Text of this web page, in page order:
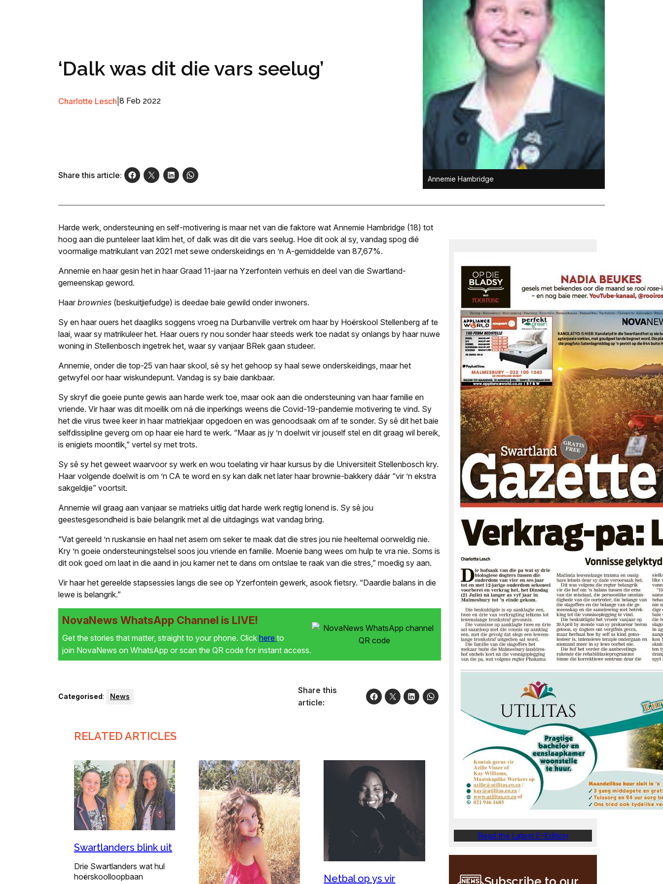
‘Dalk was dit die vars seelug’
Charlotte Lesch 8 Feb 2022
Share this article: Annemie Hambridge
Harde werk, ondersteuning en self-motivering is maar net van die faktore wat Annemie Hambridge (18) tot
hoog aan die punteleer laat klim het, of dalk was dit die vars seelug. Hoe dit ook al sy, vandag spog dié
voormalige matrikulant van 2021 met sewe onderskeidings en ’n A-gemiddelde van 87,67%.
Annemie en haar gesin het in haar Graad 11-jaar na Yzerfontein verhuis en deel van die Swartland-
gemeenskap geword.
Haar brownies (beskuitjiefudge) is deedae baie gewild onder inwoners.
Sy en haar ouers het daagliks soggens vroeg na Durbanville vertrek om haar by Hoërskool Stellenberg af te
laai, waar sy matrikuleer het. Haar ouers ry nou sonder haar steeds werk toe nadat sy onlangs by haar nuwe
woning in Stellenbosch ingetrek het, waar sy vanjaar BRek gaan studeer.
Annemie, onder die top-25 van haar skool, sê sy het gehoop sy haal sewe onderskeidings, maar het
getwyfel oor haar wiskundepunt. Vandag is sy baie dankbaar.
Sy skryf die goeie punte gewis aan harde werk toe, maar ook aan die ondersteuning van haar familie en
vriende. Vir haar was dit moeilik om ná die inperkings weens die Covid-19-pandemie motivering te vind. Sy
het die virus twee keer in haar matriekjaar opgedoen en was genoodsaak om af te sonder. Sy sê dit het baie
selfdissipline geverg om op haar eie hard te werk. “Maar as jy ’n doelwit vir jouself stel en dit graag wil bereik,
is enigiets moontlik,” vertel sy met trots.
Sy sê sy het geweet waarvoor sy werk en wou toelating vir haar kursus by die Universiteit Stellenbosch kry.
Haar volgende doelwit is om ’n CA te word en sy kan dalk net later haar brownie-bakkery dáár “vir ’n ekstra
sakgeldjie” voortsit.
Annemie wil graag aan vanjaar se matrieks uitlig dat harde werk regtig lonend is. Sy sê jou
geestesgesondheid is baie belangrik met al die uitdagings wat vandag bring.
“Vat gereeld ’n ruskansie en haal net asem om seker te maak dat die stres jou nie heeltemal oorweldig nie.
Kry ’n goeie ondersteuningstelsel soos jou vriende en familie. Moenie bang wees om hulp te vra nie. Soms is
dit ook goed om laat in die aand in jou kamer net te dans om ontslae te raak van die stres,” moedig sy aan.
Vir haar het gereelde stapsessies langs die see op Yzerfontein gewerk, asook fietsry. “Daardie balans in die
lewe is belangrik.”
NovaNews WhatsApp Channel is LIVE!
Get the stories that matter, straight to your phone. Click here to
join NovaNews on WhatsApp or scan the QR code for instant access.
Categorised: News
Share this
article:
RELATED ARTICLES
Swartlanders blink uit
Drie Swartlanders wat hul
hoërskoolloopbaan
Netbal op ys vir
Read the Latest E-Edition